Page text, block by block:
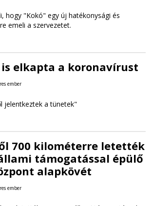
hogy "Kokó" egy új hatékonysági és
emeli a szervezetet.
is elkapta a koronavírust
ember
jelentkeztek a tünetek"
700 kilométerre letették
támogatással épülő
alapkövét
ember